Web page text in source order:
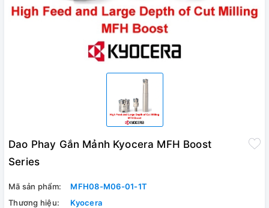
Dao Phay Gắn Mảnh Kyocera MFH Boost
Series
Mã sản phẩm:
MFH08-M06-01-1T
Thương hiệu:
Kyocera